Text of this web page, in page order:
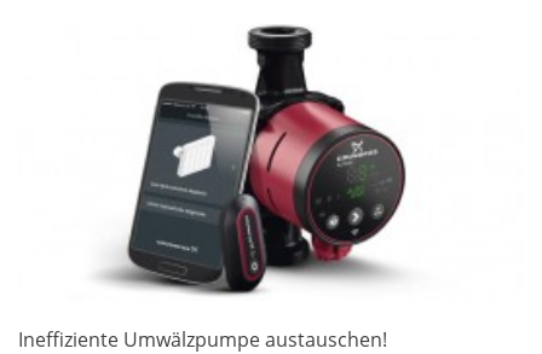
Ineffiziente Umwälzpumpe austauschen!